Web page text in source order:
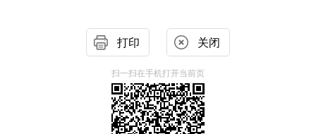
打印 关闭
扫一扫在手机打开当前页